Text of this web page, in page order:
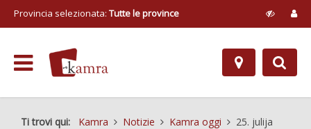
Provincia selezionata: Tutte le province
Ti trovi qui: Kamra Notizie Kamra oggi
25. julija